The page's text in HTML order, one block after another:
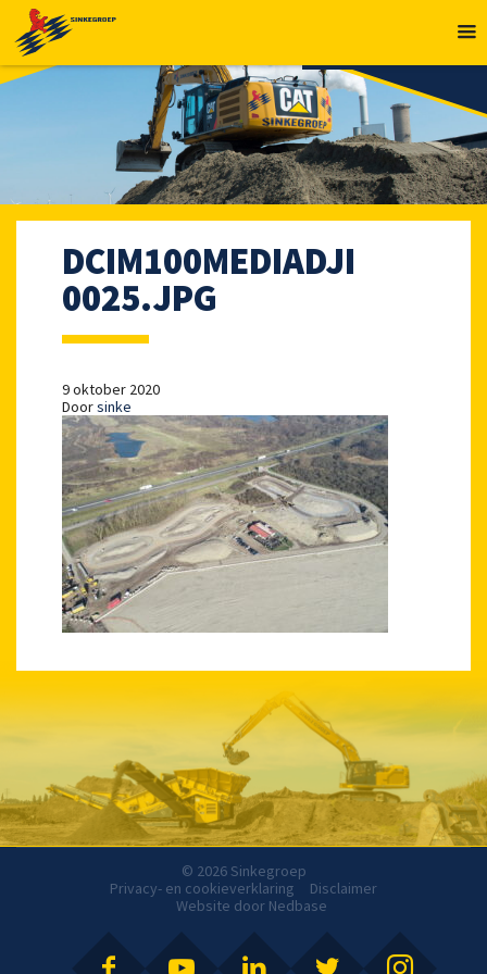
DCIM100MEDIADJI
0025.JPG
9 oktober 2020
Doorsinke
© 2026 Sinkegroep
Privacy- en cookieverklaring
Disclaimer
Website door Nedbase